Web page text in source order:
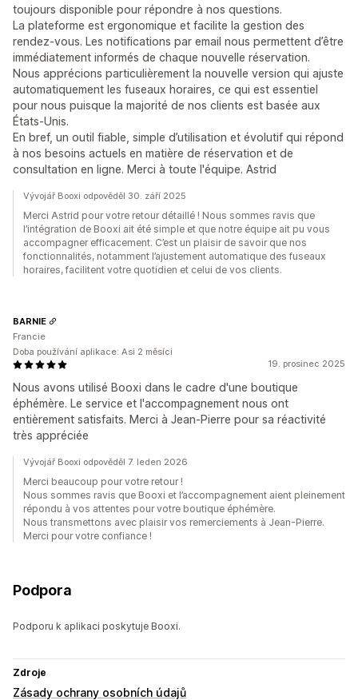
toujours disponible pour répondre à nos questions.
La plateforme est ergonomique et facilite la gestion des
rendez-vous. Les notifications par email nous permettent d’être
immédiatement informés de chaque nouvelle réservation.
Nous apprécions particulièrement la nouvelle version qui ajuste
automatiquement les fuseaux horaires, ce qui est essentiel
pour nous puisque la majorité de nos clients est basée aux
États-Unis.
En bref, un outil fiable, simple d’utilisation et évolutif qui répond
à nos besoins actuels en matière de réservation et de
consultation en ligne. Merci à toute l'équipe. Astrid
Vývojář Booxi odpověděl 30. září 2025
Merci Astrid pour votre retour détaillé ! Nous sommes ravis que
l’intégration de Booxi ait été simple et que notre équipe ait pu vous
accompagner efficacement. C’est un plaisir de savoir que nos
fonctionnalités, notamment l’ajustement automatique des fuseaux
horaires, facilitent votre quotidien et celui de vos clients.
19. prosinec 2025
Nous avons utilisé Booxi dans le cadre d'une boutique
éphémère. Le service et l'accompagnement nous ont
entièrement satisfaits. Merci à Jean-Pierre pour sa réactivité
très appréciée
BARNIE
Francie
Doba používání aplikace: Asi 2 měsíci
Vývojář Booxi odpověděl 7. leden 2026
Merci beaucoup pour votre retour !
Nous sommes ravis que Booxi et l’accompagnement aient pleinement
répondu à vos attentes pour votre boutique éphémère.
Nous transmettons avec plaisir vos remerciements à Jean-Pierre.
Merci pour votre confiance !
Podpora
Podporu k aplikaci poskytuje Booxi.
Zdroje
Zásady ochrany osobních údajů